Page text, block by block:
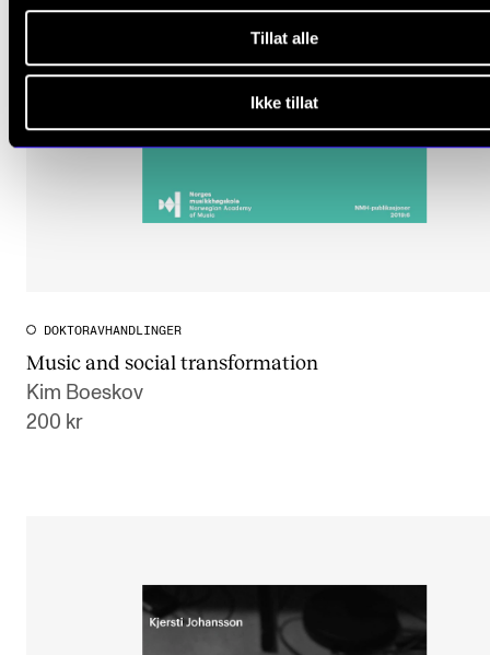
Tillat alle
Ikke tillat
DOKTORAVHANDLINGER
Music and social transformation
Kim Boeskov
200 kr